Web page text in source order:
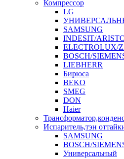
Компрессор
LG
SAMSUNG
INDESIT/
ELECTROLUX/
BOSCH/
LIEBHERR
Бирюса
BEKO
SMEG
DON
Haier
Испаритель,тэн
SAMSUNG
BOSCH/
Универсальный